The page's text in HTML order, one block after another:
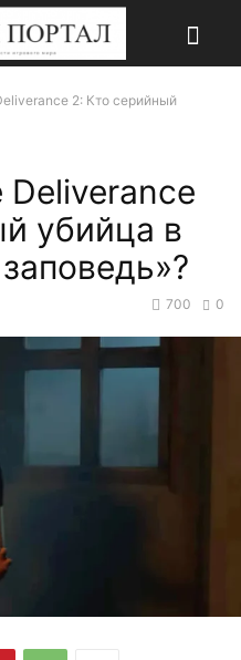
2: Кто серийный
Deliverance
убийца в
0
700